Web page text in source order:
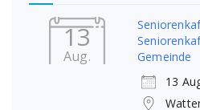
13
Aug.
Gemeinde
13